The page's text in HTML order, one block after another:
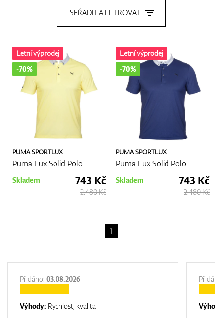
Boty
Rukavice
Bagy
SEŘADIT A FILTROVAT
PUMA SPORTLUX
Puma Lux Solid Polo
Letní výprodej
-70%
Skladem 743 Kč
2.480 Kč
PUMA SPORTLUX
Puma Lux Solid Polo
Letní výprodej
-70%
Skladem 743 Kč
2.480 Kč
1
Přidáno: 03.08.2026
Výhody: Rychlost, kvalita